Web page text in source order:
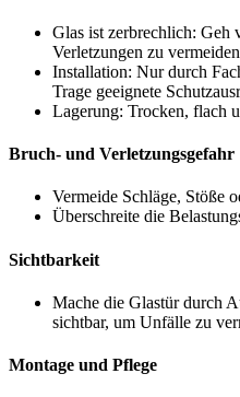
Glas ist zerbrechlich: Geh
Verletzungen zu
Installation: Nur durch
Trage geeignete
Lagerung: Trocken, flach
Bruch- und Verletzungsgefahr
Vermeide Schläge, Stöße
Überschreite die
Sichtbarkeit
Mache die Glastür durch
sichtbar, um Unfälle zu
Montage und Pflege